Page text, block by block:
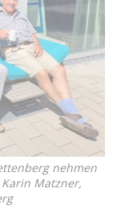
nehmen
Matzner,